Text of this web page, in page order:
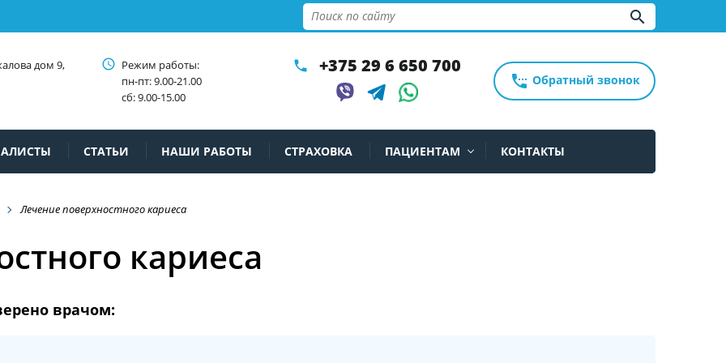
search
settings_phone Обратный звонок
дом 9,
access_time Режим работы:
пн-пт: 9.00-21.00
сб: 9.00-15.00
phone +375 29 6 650 700
СТАТЬИ НАШИ РАБОТЫ СТРАХОВКА ПАЦИЕНТАМ КОНТАКТЫ
Лечение поверхностного кариеса
кариеса
врачом: